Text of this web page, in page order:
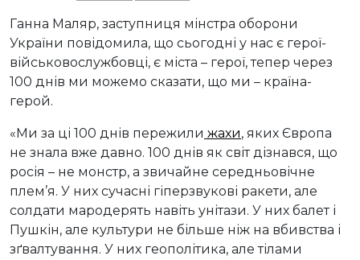
Ганна Маляр, заступниця мінстра оборони
України повідомила, що сьогодні у нас є герої-
військовослужбовці, є міста – герої, тепер через
100 днів ми можемо сказати, що ми – країна-
герой.
«Ми за ці 100 днів пережили жахи, яких Європа
не знала вже давно. 100 днів як світ дізнався, що
росія – не монстр, а звичайне середньовічне
плем’я. У них сучасні гіперзвукові ракети, але
солдати мародерять навіть унітази. У них балет і
Пушкін, але культури не більше ніж на вбивства і
зґвалтування. У них геополітика, але тілами